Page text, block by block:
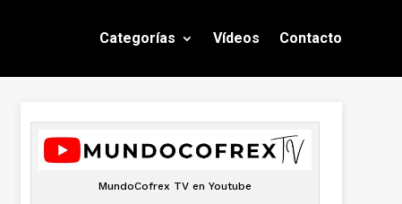
Categorías Vídeos Contacto
MundoCofrex TV en Youtube